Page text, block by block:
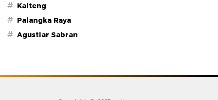
# Kalteng
# Palangka Raya
# Agustiar Sabran